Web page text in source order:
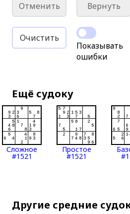
Отменить Вернуть
Очистить
Показывать
ошибки
Ещё судоку
Сложное
#1521
Простое
#1521
Другие средние